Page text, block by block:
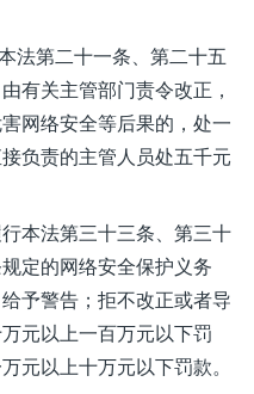
法第二十一条、第二十五
有关主管部门责令改正，
网络安全等后果的，处一
负责的主管人员处五千元
本法第三十三条、第三十
定的网络安全保护义务
予警告；拒不改正或者导
元以上一百万元以下罚
元以上十万元以下罚款。